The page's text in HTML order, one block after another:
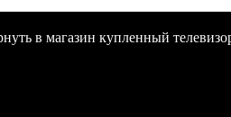
в магазин купленный